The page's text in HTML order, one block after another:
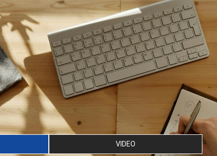
VIDEO